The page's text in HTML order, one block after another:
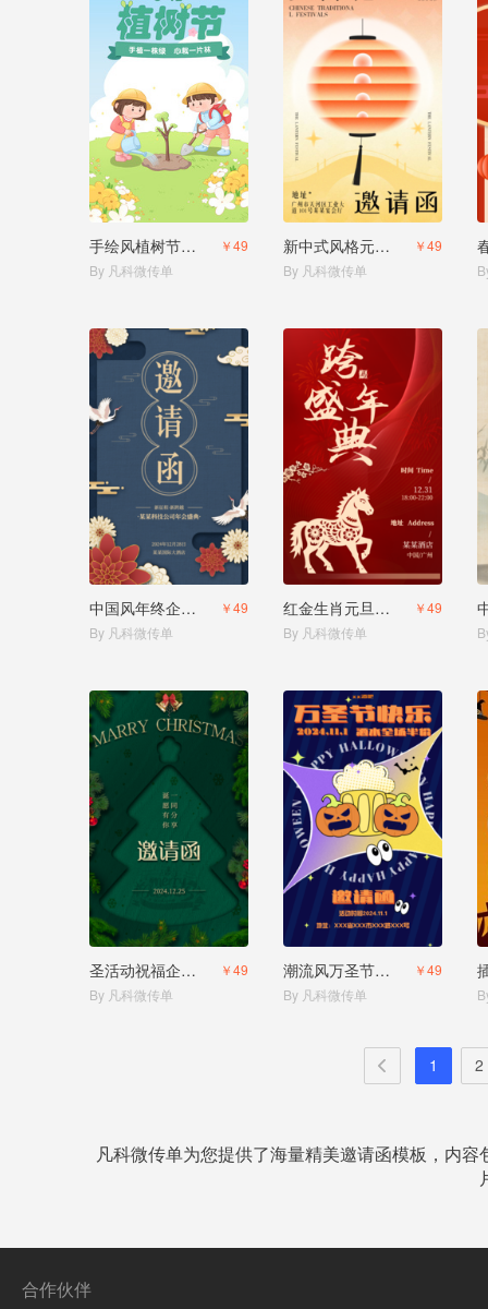
手绘风植树节活动邀请函
￥49
By 凡科微传单
新中式风格元宵节文艺汇演邀请函
￥49
By 凡科微传单
中国风年终企业年会年终活动邀请函
￥49
By 凡科微传单
红金生肖元旦跨年新年派对年会盛典邀请函
￥49
By 凡科微传单
圣活动祝福企业贺卡邀请函
￥49
By 凡科微传单
潮流风万圣节酒吧狂欢派对邀请函
￥49
By 凡科微传单
1 2
凡科微传单为您提供了海量精美邀请函模板，内
合作伙伴